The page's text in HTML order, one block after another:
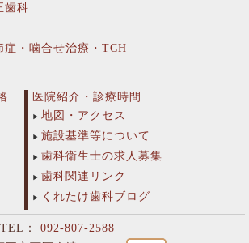
歯科
症・噛合せ治療・TCH
医院紹介・診療時間
地図・アクセス
施設基準等について
歯科衛生士の求人募集
歯科関連リンク
くれたけ歯科ブログ
：
092-807-2588